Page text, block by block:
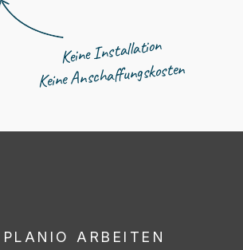
Keine Installation
Keine Anschaffungskosten
ARBEITEN